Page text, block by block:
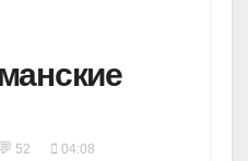
💬 52 04:08